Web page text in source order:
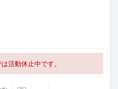
活動休止中です。